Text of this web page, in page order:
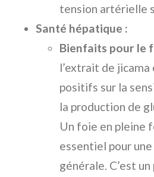
tension artérielle
Santé hépatique :
Bienfaits pour le
l’extrait de
positifs sur la
la production de
Un foie en pleine
essentiel pour
générale. C’est